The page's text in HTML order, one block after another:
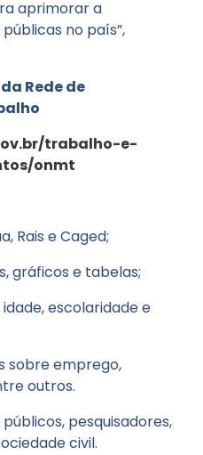
aprimorar a
no país”,
Rede de
trabalho-e-
onmt
Rais e Caged;
gráficos e tabelas;
escolaridade e
sobre emprego,
outros.
pesquisadores,
civil.